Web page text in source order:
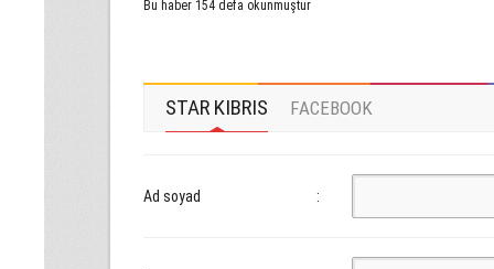
Bu haber 154 defa okunmuştur
STAR KIBRIS FACEBOOK
Ad soyad :